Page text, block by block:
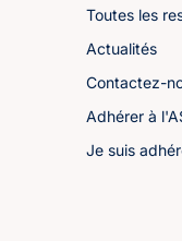
Toutes les
Actualités
Contactez-
Adhérer à
Je suis